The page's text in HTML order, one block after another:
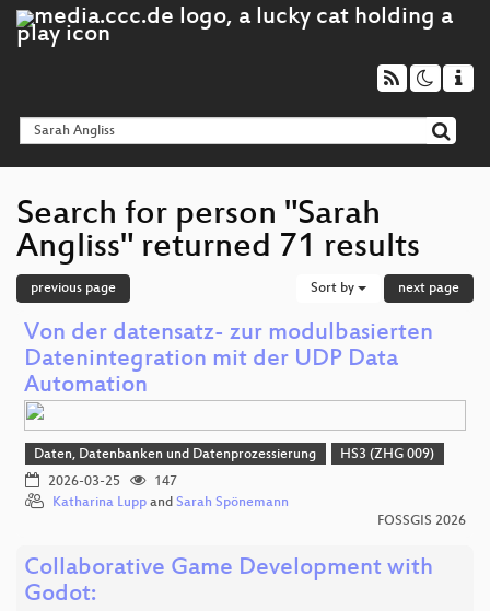
Search for person "Sarah
Angliss" returned 71 results
previous page Sort by next page
Von der datensatz- zur modulbasierten
Datenintegration mit der UDP Data
Automation
Daten, Datenbanken und Datenprozessierung
HS3 (ZHG 009)
2026-03-25
147
Katharina Lupp and Sarah Spönemann
FOSSGIS 2026
Collaborative Game Development with
Godot: